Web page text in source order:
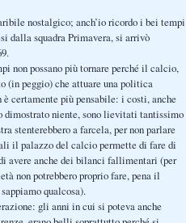
nostalgico; anch’io ricordo i bei tempi
dalla squadra Primavera, si arrivò
non possano più tornare perché il calcio,
(in peggio) che attuare una politica
certamente più pensabile: i costi, anche
dimostrato niente, sono lievitati tantissimo
stenterebbero a farcela, per non parlare
il palazzo del calcio permette di fare di
avere anche dei bilanci fallimentari (per
non potrebbero proprio fare, pena il
qualcosa).
gli anni in cui si poteva anche